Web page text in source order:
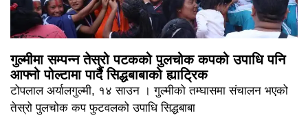
गुल्मीमा सम्पन्न तेस्रो पटकको पुलचोक कपको उपाधि पनि
आफ्नो पोल्टामा पार्दै सिद्धबाबाको ह्याट्रिक
टोपलाल अर्यालगुल्मी, १४ साउन । गुल्मीको तम्घासमा संचालन भएको
तेस्रो पुलचोक कप फुटवलको उपाधि सिद्धबाबा